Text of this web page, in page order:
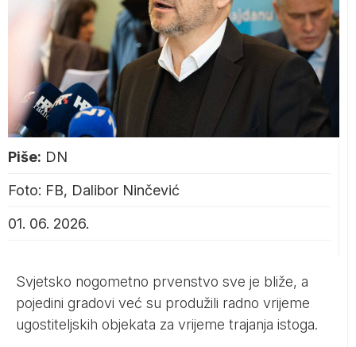
Piše: DN
Foto: FB, Dalibor Ninčević
01. 06. 2026.
Svjetsko nogometno prvenstvo sve je bliže, a
pojedini gradovi već su produžili radno vrijeme
ugostiteljskih objekata za vrijeme trajanja istoga.